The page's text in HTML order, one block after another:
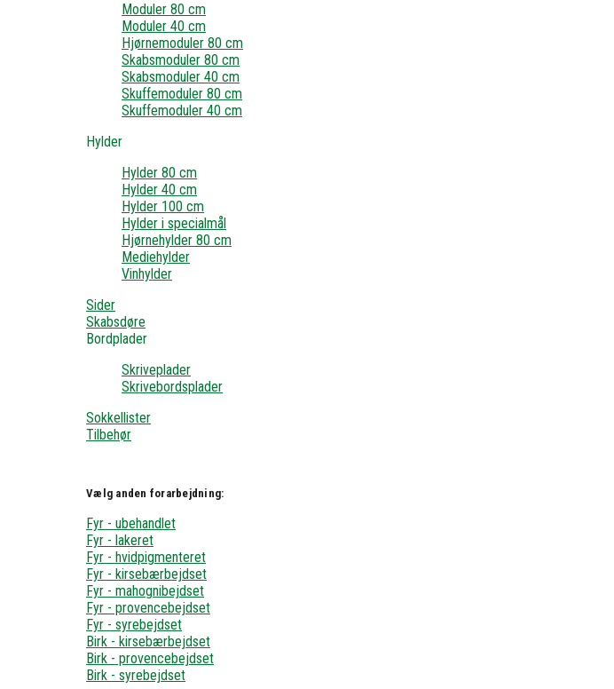
Moduler 80 cm
Moduler 40 cm
Hjørnemoduler 80 cm
Skabsmoduler 80 cm
Skabsmoduler 40 cm
Skuffemoduler 80 cm
Skuffemoduler 40 cm
Hylder
Hylder 80 cm
Hylder 40 cm
Hylder 100 cm
Hylder i specialmål
Hjørnehylder 80 cm
Mediehylder
Vinhylder
Sider
Skabsdøre
Bordplader
Skriveplader
Skrivebordsplader
Sokkellister
Tilbehør
Vælg anden forarbejdning:
Fyr - ubehandlet
Fyr - lakeret
Fyr - hvidpigmenteret
Fyr - kirsebærbejdset
Fyr - mahognibejdset
Fyr - provencebejdset
Fyr - syrebejdset
Birk - kirsebærbejdset
Birk - provencebejdset
Birk - syrebejdset